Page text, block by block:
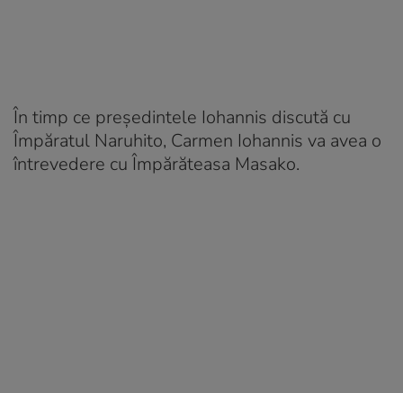
În timp ce preşedintele Iohannis discută cu
Împăratul Naruhito, Carmen Iohannis va avea o
întrevedere cu Împărăteasa Masako.